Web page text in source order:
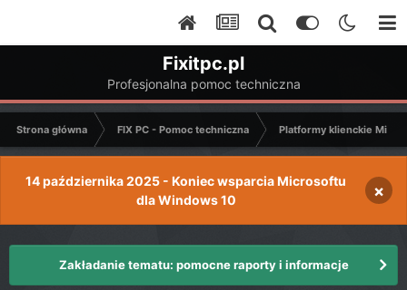
Fixitpc.pl
Profesjonalna pomoc techniczna
Strona główna FIX PC - Pomoc techniczna Platformy klienckie
14 października 2025 - Koniec wsparcia Microsoftu
dla Windows 10
×
Zakładanie tematu: pomocne raporty i informacje